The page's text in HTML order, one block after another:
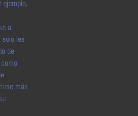
ejemplo,
a
les
de
más